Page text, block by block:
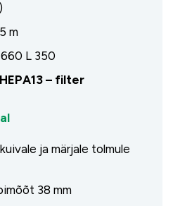
m
L 350
HEPA13 – filter
ja märjale tolmule
38 mm